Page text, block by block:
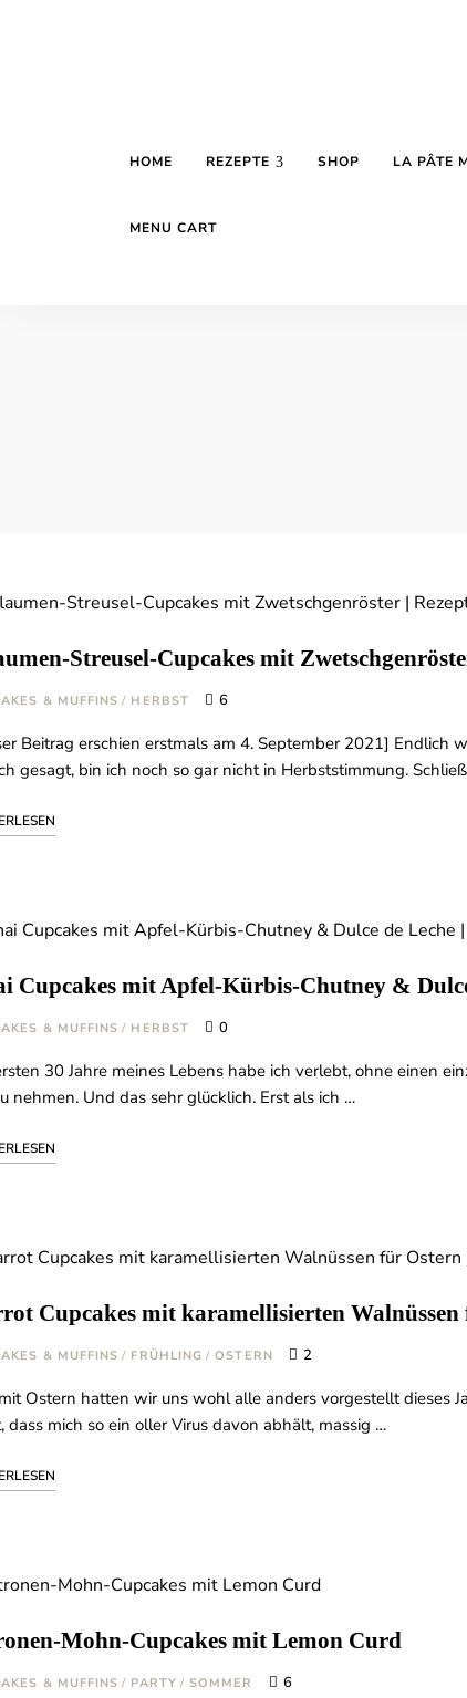
HOME REZEPTE SHOP LA PÂTE
MENU CART
Streusel-Cupcakes mit
& MUFFINS / HERBST 6
Beitrag erschien erstmals am 4. September 2021] Endlich
gesagt, bin ich noch so gar nicht in Herbststimmung.
Cupcakes mit Apfel-Kürbis-Chutney &
& MUFFINS / HERBST 0
30 Jahre meines Lebens habe ich verlebt, ohne einen
nehmen. Und das sehr glücklich. Erst als ich …
Cupcakes mit karamellisierten Walnüssen
& MUFFINS / FRÜHLING / OSTERN 2
Ostern hatten wir uns wohl alle anders vorgestellt dieses
dass mich so ein oller Virus davon abhält, massig …
Mohn-Cupcakes mit Lemon Curd
& MUFFINS / PARTY / SOMMER 6